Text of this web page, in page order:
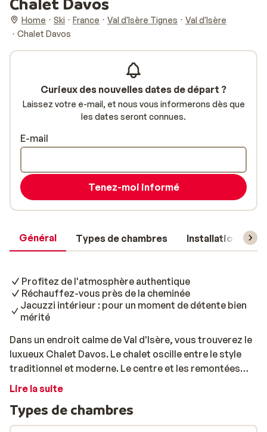
Home Ski France Val d'Isère Tignes
Val d'Isère
Chalet Davos
Général Types de chambres Installations
Profitez de l'atmosphère authentique
Réchauffez-vous près de la cheminée
Jacuzzi intérieur : pour un moment de détente bien
mérité
Dans un endroit calme de Val d'Isère, vous trouverez le
luxueux Chalet Davos. Le chalet oscille entre le style
traditionnel et moderne. Le centre et les remontées
mécaniques se trouvent à environ 800 mètres. Le
des sols en chêne massif et une combinaison de
meubles anciens et contemporains. Le Chalet Davos
Lire la suite
Types de chambres
Curieux des nouvelles dates de départ ?
Laissez votre e-mail, et nous vous informerons dès que
les dates seront connues.
E-mail
Tenez-moi informé